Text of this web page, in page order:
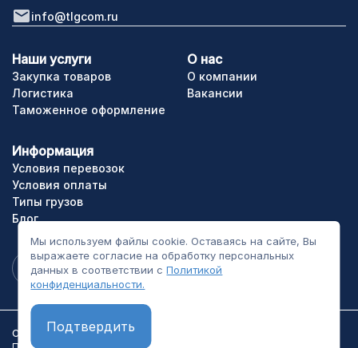
Мы используем файлы cookie. Оставаясь на сайте, Вы
выражаете согласие на обработку персональных
данных в соответствии сПолитикой
конфиденциальности.
Подтвердить
info@tlgcom.ru
Закупка товаров
Наши услуги
Логистика
Таможенное оформление
О нас
О компании
Вакансии
Информация
Условия перевозок
Условия оплаты
Типы грузов
Блог
ООО «ТЛГрупп». Все права сайта защищены.